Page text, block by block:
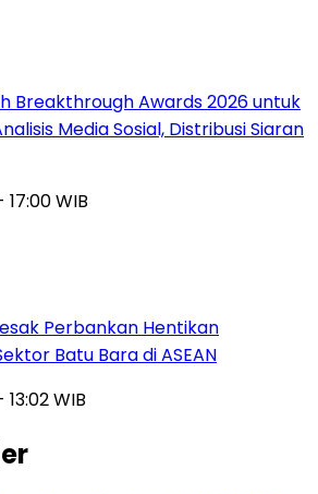
Breakthrough Awards 2026 untuk
Media Sosial, Distribusi Siaran
WIB
Perbankan Hentikan
Batu Bara di ASEAN
WIB